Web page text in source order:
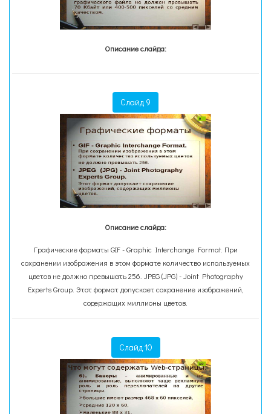
Описание слайда:
Слайд 9
Описание слайда:
Графические форматы GIF - Graphic Interchange Format. При
сохранении изображения в этом формате количество используемых
цветов не должно превышать 256. JPEG (JPG) - Joint Photography
Experts Group. Этот формат допускает сохранение изображений,
содержащих миллионы цветов.
Слайд 10